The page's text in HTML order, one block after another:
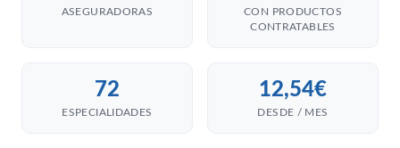
ASEGURADORAS
CON PRODUCTOS
CONTRATABLES
72
ESPECIALIDADES
12,54€
DESDE / MES